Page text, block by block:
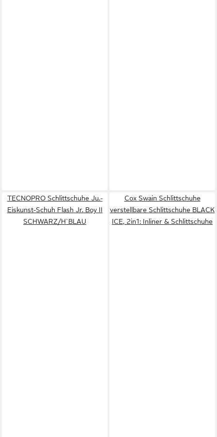
TECNOPRO Schlittschuhe Ju.-
Eiskunst-Schuh Flash Jr. Boy II
SCHWARZ/H`BLAU
Cox Swain Schlittschuhe
verstellbare Schlittschuhe BLACK
ICE, 2in1: Inliner & Schlittschuhe